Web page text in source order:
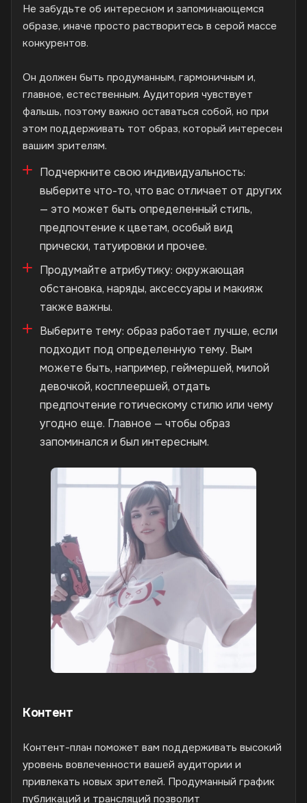
Не забудьте об интересном и запоминающемся
образе, иначе просто растворитесь в серой массе
конкурентов.
Он должен быть продуманным, гармоничным и,
главное, естественным. Аудитория чувствует
фальшь, поэтому важно оставаться собой, но при
этом поддерживать тот образ, который интересен
вашим зрителям.
Подчеркните свою индивидуальность:
выберите что-то, что вас отличает от других
— это может быть определенный стиль,
предпочтение к цветам, особый вид
прически, татуировки и прочее.
Продумайте атрибутику: окружающая
обстановка, наряды, аксессуары и макияж
также важны.
Выберите тему: образ работает лучше, если
подходит под определенную тему. Вым
можете быть, например, геймершей, милой
девочкой, косплеершей, отдать
предпочтение готическому стилю или чему
угодно еще. Главное — чтобы образ
запоминался и был интересным.
Контент
Контент-план поможет вам поддерживать высокий
уровень вовлеченности вашей аудитории и
привлекать новых зрителей. Продуманный график
публикаций и трансляций позволит